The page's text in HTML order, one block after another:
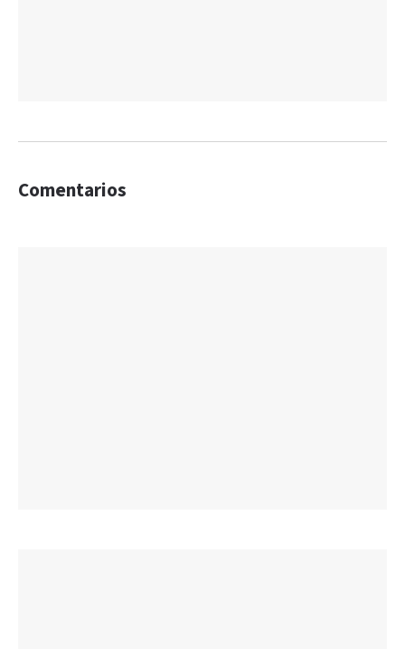
Comentarios